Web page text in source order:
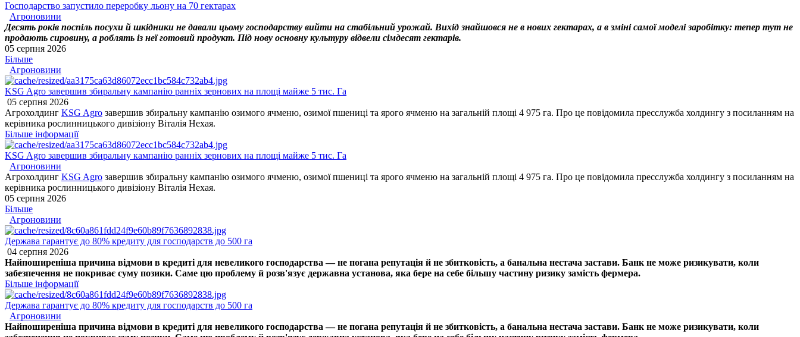
Господарство запустило переробку льону на 70 гектарах
Агроновини
Десять років поспіль посухи й шкідники не давали цьому господарству вийти на стабільний урожай. Вихід знайшовся не в нових гектарах, а в зміні самої моделі заробітку: тепер тут не
продають сировину, а роблять із неї готовий продукт. Під нову основну культуру відвели сімдесят гектарів.
05 серпня 2026
Більше
Агроновини
KSG Agro завершив збиральну кампанію ранніх зернових на площі майже 5 тис. Га
05 серпня 2026
Агрохолдинг KSG Agro завершив збиральну кампанію озимого ячменю, озимої пшениці та ярого ячменю на загальній площі 4 975 га. Про це повідомила пресслужба холдингу з посиланням на
керівника рослинницького дивізіону Віталія Нехая.
Більше інформації
KSG Agro завершив збиральну кампанію ранніх зернових на площі майже 5 тис. Га
Агроновини
Агрохолдинг KSG Agro завершив збиральну кампанію озимого ячменю, озимої пшениці та ярого ячменю на загальній площі 4 975 га. Про це повідомила пресслужба холдингу з посиланням на
керівника рослинницького дивізіону Віталія Нехая.
05 серпня 2026
Більше
Агроновини
Держава гарантує до 80% кредиту для господарств до 500 га
04 серпня 2026
Найпоширеніша причина відмови в кредиті для невеликого господарства — не погана репутація й не збитковість, а банальна нестача застави. Банк не може ризикувати, коли
забезпечення не покриває суму позики. Саме цю проблему й розв'язує державна установа, яка бере на себе більшу частину ризику замість фермера.
Більше інформації
Держава гарантує до 80% кредиту для господарств до 500 га
Агроновини
Найпоширеніша причина відмови в кредиті для невеликого господарства — не погана репутація й не збитковість, а банальна нестача застави. Банк не може ризикувати, коли